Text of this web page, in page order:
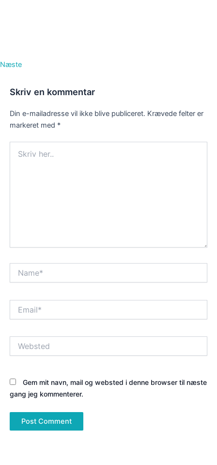
Næste
Skriv en kommentar
Din e-mailadresse vil ikke blive publiceret. Krævede felter er
markeret med *
her..
Gem mit navn, mail og websted i denne browser til næste
gang jeg kommenterer.